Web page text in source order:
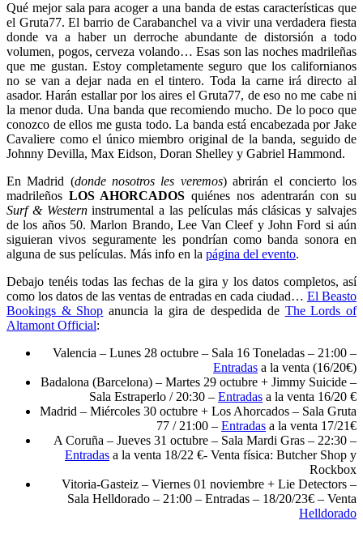
Qué mejor sala para acoger a una banda de estas características que
el Gruta77. El barrio de Carabanchel va a vivir una verdadera fiesta
donde va a haber un derroche abundante de distorsión a todo
volumen, pogos, cerveza volando… Esas son las noches madrileñas
que me gustan. Estoy completamente seguro que los californianos
no se van a dejar nada en el tintero. Toda la carne irá directo al
asador. Harán estallar por los aires el Gruta77, de eso no me cabe ni
la menor duda. Una banda que recomiendo mucho. De lo poco que
conozco de ellos me gusta todo. La banda está encabezada por Jake
Cavaliere como el único miembro original de la banda, seguido de
Johnny Devilla, Max Eidson, Doran Shelley y Gabriel Hammond.
En Madrid (donde nosotros les veremos) abrirán el concierto los
madrileños LOS AHORCADOS quiénes nos adentrarán con su
Surf & Westerninstrumental a las películas más clásicas y salvajes
de los años 50. Marlon Brando, Lee Van Cleef y John Ford si aún
siguieran vivos seguramente les pondrían como banda sonora en
alguna de sus películas. Más info en la página del evento.
Debajo tenéis todas las fechas de la gira y los datos completos, así
como los datos de las ventas de entradas en cada ciudad… El Beasto
Bookings & Shop anuncia la gira de despedida de The Lords of
Altamont Official:
Valencia – Lunes 28 octubre – Sala 16 Toneladas – 21:00 –
Entradas a la venta (16/20€)
Badalona (Barcelona) – Martes 29 octubre + Jimmy Suicide –
Sala Estraperlo / 20:30 – Entradas a la venta 16/20 €
Madrid – Miércoles 30 octubre + Los Ahorcados – Sala Gruta
77 / 21:00 – Entradas a la venta 17/21€
A Coruña – Jueves 31 octubre – Sala Mardi Gras – 22:30 –
Entradas a la venta 18/22 €- Venta física: Butcher Shop y
Rockbox
Vitoria-Gasteiz – Viernes 01 noviembre + Lie Detectors –
Sala Helldorado – 21:00 – Entradas – 18/20/23€ – Venta
Helldorado